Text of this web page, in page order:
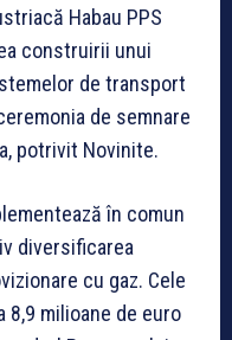
Habau PPS
construirii unui
de transport
de semnare
potrivit Novinite.
în comun
diversificarea
cu gaz. Cele
8,9 milioane de euro